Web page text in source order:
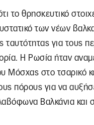
το θρησκευτικό
των νέων
ταυτότητας για τους
Η Ρωσία ήταν
Μόσχας στο τσαρικό
πόρους για να
Βαλκάνια και